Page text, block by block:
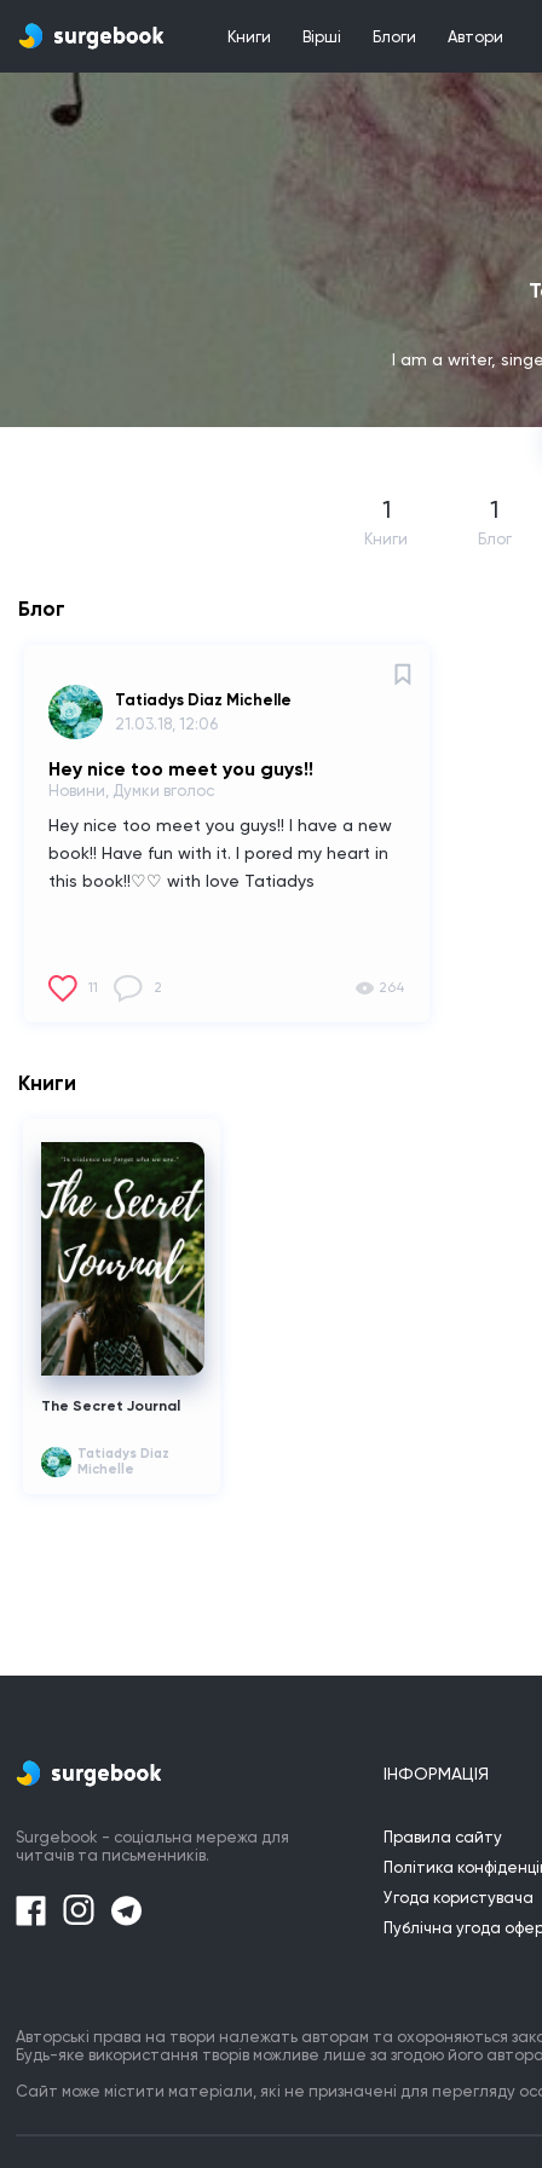
Книги Вірші Блоги Автори
I am a writer,
1
Книги
1
Блог
Блог
Tatiadys Diaz Michelle
21.03.18, 12:06
Hey nice too meet you guys!!
Новини, Думки вголос
Hey nice too meet you guys!! I have a new
book!! Have fun with it. I pored my heart in
this book!!♡♡ with love Tatiadys
11 2 264
Книги
The Secret Journal
Tatiadys Diaz
Michelle
Surgebook - соціальна мережа для
читачів та письменників.
ІНФОРМАЦІЯ
Правила сайту
Політика
Угода користувача
Публічна угода
Авторські права на твори належать авторам та охороняються
Будь-яке використання творів можливе лише за згодою його
Сайт може містити матеріали, які не призначені для перегляду